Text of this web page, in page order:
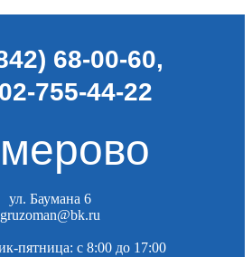
68-00-60,
755-44-22
ул. Баумана 6
gruzoman@bk.ru
пятница: c 8:00 до 17:00